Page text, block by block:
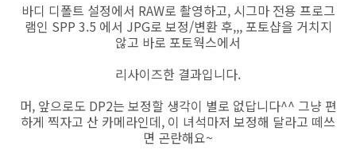
바디 디폴트 설정에서 RAW로 촬영하고, 시그마 전용 프로그
램인 SPP 3.5 에서 JPG로 보정/변환 후,,, 포토샵을 거치지
않고 바로 포토웍스에서
리사이즈한 결과입니다.
머, 앞으로도 DP2는 보정할 생각이 별로 없답니다^^ 그냥 편
하게 찍자고 산 카메라인데, 이 녀석마저 보정해 달라고 떼쓰
면 곤란해요~